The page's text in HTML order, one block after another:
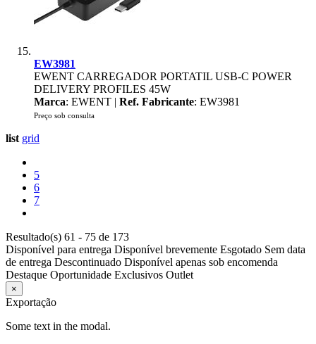
EW3981
EWENT CARREGADOR PORTATIL USB-C POWER
DELIVERY PROFILES 45W
Marca: EWENT | Ref. Fabricante: EW3981
Preço sob consulta
list grid
5
6
7
Resultado(s) 61 - 75 de 173
Disponível para entrega Disponível brevemente Esgotado Sem data
de entrega Descontinuado Disponível apenas sob encomenda
Destaque Oportunidade Exclusivos Outlet
×
Exportação
Some text in the modal.